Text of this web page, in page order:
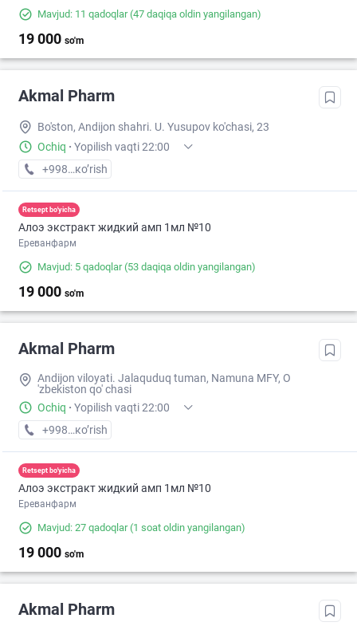
Mavjud: 11 qadoqlar(47 daqiqa oldin yangilangan)
19 000 so'm
Akmal Pharm
Bo'ston, Andijon shahri. U. Yusupov ko'chasi, 23
Ochiq · Yopilish vaqti 22:00
+998 (90) XXX-XX-XX
кo’rish
Retsept bo'yicha
Алоэ экстракт жидкий амп 1мл №10
Ереванфарм
Mavjud: 5 qadoqlar(53 daqiqa oldin yangilangan)
19 000 so'm
Akmal Pharm
Andijon viloyati. Jalaquduq tuman, Namuna MFY, O
'zbekiston qo' chasi
Ochiq · Yopilish vaqti 22:00
+998 (90) XXX-XX-XX
кo’rish
Retsept bo'yicha
Алоэ экстракт жидкий амп 1мл №10
Ереванфарм
Mavjud: 27 qadoqlar(1 soat oldin yangilangan)
19 000 so'm
Akmal Pharm